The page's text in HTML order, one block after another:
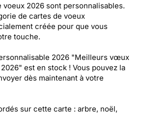
voeux 2026 sont personnalisables.
de cartes de voeux
créée pour que vous
touche.
2026 "Meilleurs vœux
est en stock ! Vous pouvez la
dès maintenant à votre
sur cette carte : arbre, noël,